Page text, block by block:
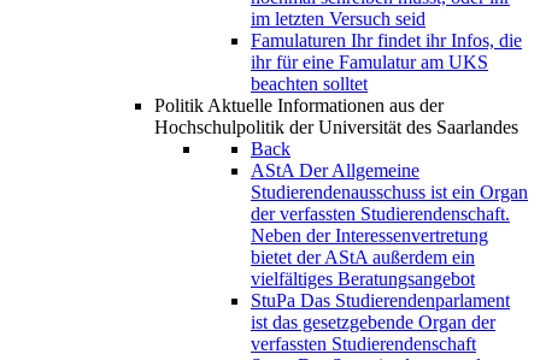
im letzten Versuch seid
Famulaturen Ihr findet ihr Infos, die
ihr für eine Famulatur am UKS
beachten solltet
PolitikAktuelle Informationen aus der
Hochschulpolitik der Universität des Saarlandes
Back
AStA Der Allgemeine
Studierendenausschuss ist ein Organ
der verfassten Studierendenschaft.
Neben der Interessenvertretung
bietet der AStA außerdem ein
vielfältiges Beratungsangebot
StuPa Das Studierendenparlament
ist das gesetzgebende Organ der
verfassten Studierendenschaft